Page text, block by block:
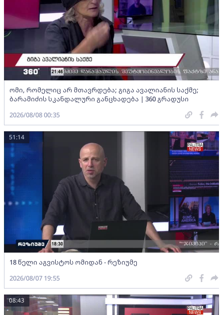
ომი, რომელიც არ მთავრდება; გიგა ავალიანის საქმე;
ბარამიძის სკანდალური განცხადება | 360 გრადუსი
2026/08/08 00:35
18 წელი აგვისტოს ომიდან - რეზიუმე
51:14
2026/08/07 19:55
08:43